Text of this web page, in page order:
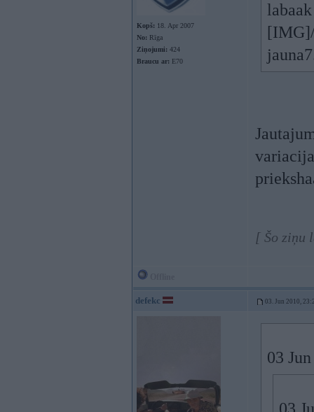
Kopš: 18. Apr 2007
No: Rīga
Ziņojumi: 424
Braucu ar: E70
[ Šo ziņu
defekc 03. Jun 2010,
03